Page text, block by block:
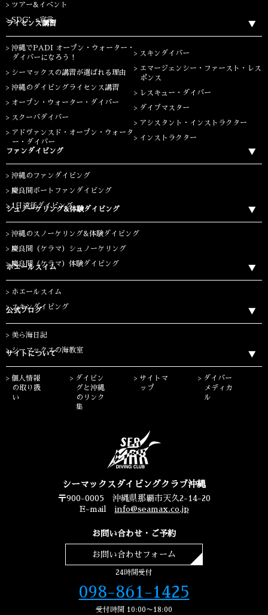
ツアー&イベント
SDG’s宣言
ライセンス講習
沖縄でPADI オープン・ウォーター・
ダイバーになろう！
シーマックスの講習が選ばれる理由
沖縄のダイビングライセンス講習
オープン・ウォーター・ダイバー
スクーバダイバー
アドヴァンスド・オープン・ウォータ
ー・ダイバー
スキンダイバー
エマージェンシー・ファースト・レス
ポンス
レスキュー・ダイバー
ダイブマスター
アシスタント・インストラクター
インストラクター
ファンダイビング
沖縄のファンダイビング
慶良間ボートファンダイビング
1日遠征ダイビング
シュノーケリング&体験ダイビング
沖縄のスノーケリング&体験ダイビング
慶良間（ケラマ）シュノーケリング
慶良間（ケラマ）体験ダイビング
ホエールスイム
ホエールスイム
スキンダイビング
公式ブログ
美ら海日記
シーマックスの海教室
サイトについて
個人情報
の取り扱
い
ダイビン
グと沖縄
のリンク
集
サイトマ
ップ
ダイバー
メディカ
ル
シーマックスダイビングクラブ沖縄
〒900-0005 沖縄県那覇市天久2-14-20
E-mail info@seamax.co.jp
お問い合わせ・ご予約
お問い合わせフォーム
24時間受付
098-861-1425
受付時間 10:00〜18:00